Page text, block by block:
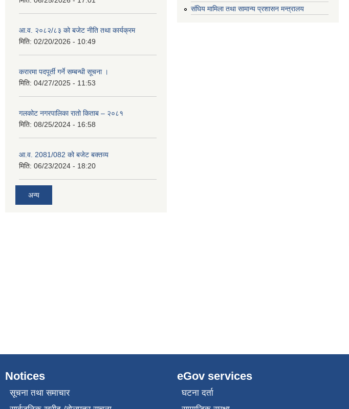
आ.व. २०८२/८३ को बजेट नीति तथा कार्यक्रम
मिति: 02/20/2026 - 10:49
करारमा पदपूर्ती गर्ने सम्बन्धी सूचना ।
मिति: 04/27/2025 - 11:53
गलकोट नगरपालिका रातो किताब – २०८१
मिति: 08/25/2024 - 16:58
आ.व. 2081/082 को बजेट बक्तव्य
मिति: 06/23/2024 - 18:20
अन्य
संघिय मामिला तथा सामान्य प्रशासन मन्त्रालय
Notices
सूचना तथा समाचार
eGov services
घटना दर्ता